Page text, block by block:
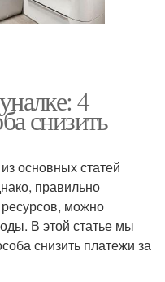
4
снизить
основных статей
правильно
можно
В этой статье мы
снизить платежи за